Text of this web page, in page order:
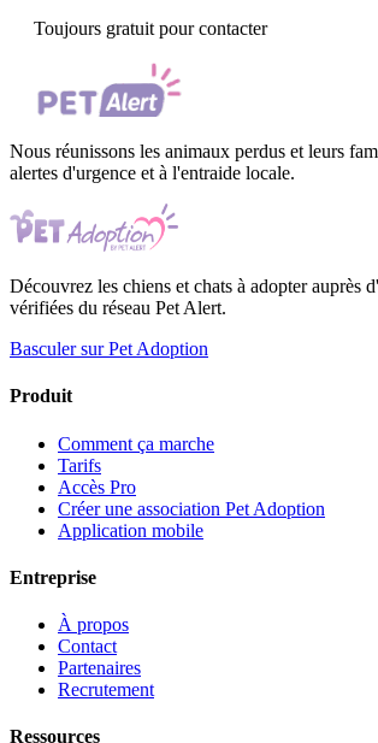
Toujours gratuit pour contacter
Nous réunissons les animaux perdus et leurs
alertes d'urgence et à l'entraide locale.
Découvrez les chiens et chats à adopter auprès
vérifiées du réseau Pet Alert.
Basculer sur Pet Adoption
Produit
Comment ça marche
Tarifs
Accès Pro
Créer une association Pet Adoption
Application mobile
Entreprise
À propos
Contact
Partenaires
Recrutement
Ressources